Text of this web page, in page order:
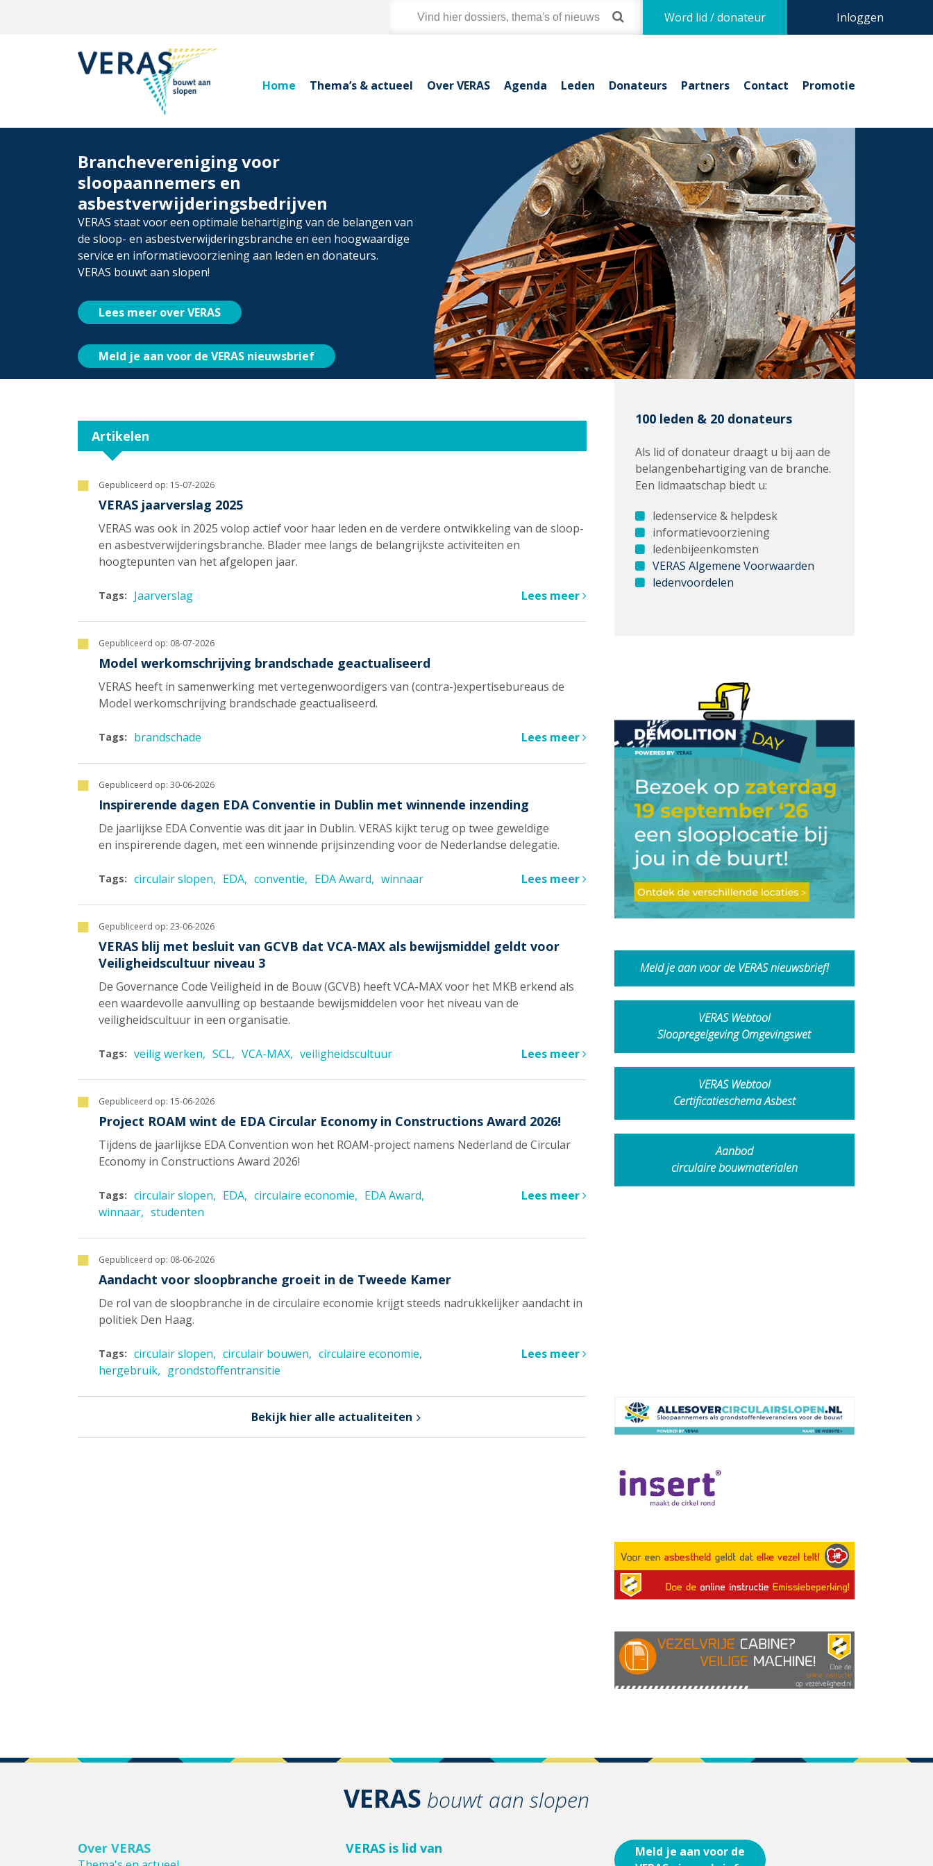
Inloggen
Word lid / donateur
Home Thema’s & actueel Over VERAS Agenda Leden Donateurs Partners Contact Promotie
Branchevereniging voor
sloopaannemers en
asbestverwijderingsbedrijven
VERAS staat voor een optimale behartiging van de belangen van
de sloop- en asbestverwijderingsbranche en een hoogwaardige
service en informatievoorziening aan leden en donateurs.
VERAS bouwt aan slopen!
Lees meer over VERAS
Meld je aan voor de VERAS nieuwsbrief
Artikelen
Gepubliceerd op: 15-07-2026
VERAS jaarverslag 2025
VERAS was ook in 2025 volop actief voor haar leden en de verdere ontwikkeling van de sloop-
en asbestverwijderingsbranche. Blader mee langs de belangrijkste activiteiten en
hoogtepunten van het afgelopen jaar.
Tags: Jaarverslag Lees meer
Gepubliceerd op: 08-07-2026
Model werkomschrijving brandschade geactualiseerd
VERAS heeft in samenwerking met vertegenwoordigers van (contra-)expertisebureaus de
Model werkomschrijving brandschade geactualiseerd.
Tags: brandschade Lees meer
Gepubliceerd op: 30-06-2026
Inspirerende dagen EDA Conventie in Dublin met winnende inzending
De jaarlijkse EDA Conventie was dit jaar in Dublin. VERAS kijkt terug op twee geweldige
en inspirerende dagen, met een winnende prijsinzending voor de Nederlandse delegatie.
Tags: circulair slopen EDA conventie EDA Award winnaar Lees meer
Gepubliceerd op: 23-06-2026
VERAS blij met besluit van GCVB dat VCA-MAX als bewijsmiddel geldt voor
Veiligheidscultuur niveau 3
De Governance Code Veiligheid in de Bouw (GCVB) heeft VCA-MAX voor het MKB erkend als
een waardevolle aanvulling op bestaande bewijsmiddelen voor het niveau van de
veiligheidscultuur in een organisatie.
Tags: veilig werken SCL VCA-MAX veiligheidscultuur Lees meer
Gepubliceerd op: 15-06-2026
Project ROAM wint de EDA Circular Economy in Constructions Award 2026!
Tijdens de jaarlijkse EDA Convention won het ROAM-project namens Nederland de Circular
Economy in Constructions Award 2026!
Tags: circulair slopen EDA circulaire economie
EDA Award
winnaar
studenten
Lees meer
Gepubliceerd op: 08-06-2026
Aandacht voor sloopbranche groeit in de Tweede Kamer
De rol van de sloopbranche in de circulaire economie krijgt steeds nadrukkelijker aandacht in
politiek Den Haag.
Tags: circulair slopen circulair bouwen
circulaire economie
hergebruik
grondstoffentransitie
Lees meer
Bekijk hier alle actualiteiten
100 leden & 20 donateurs
Als lid of donateur draagt u bij aan de
belangenbehartiging van de branche.
Een lidmaatschap biedt u:
ledenservice & helpdesk
informatievoorziening
ledenbijeenkomsten
VERAS Algemene Voorwaarden
ledenvoordelen
Meld je aan voor de VERAS nieuwsbrief!
VERAS Webtool
Sloopregelgeving Omgevingswet
VERAS Webtool
Certificatieschema Asbest
Aanbod
circulaire bouwmaterialen
VERAS bouwt aan slopen
Over VERAS VERAS is lid van
Meld je aan voor de